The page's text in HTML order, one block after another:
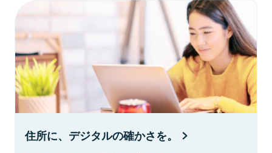
住所に、デジタルの確かさを。